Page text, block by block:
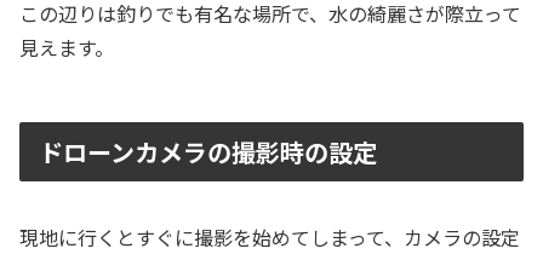
この辺りは釣りでも有名な場所で、水の綺麗さが際立って
見えます。
ドローンカメラの撮影時の設定
現地に行くとすぐに撮影を始めてしまって、カメラの設定